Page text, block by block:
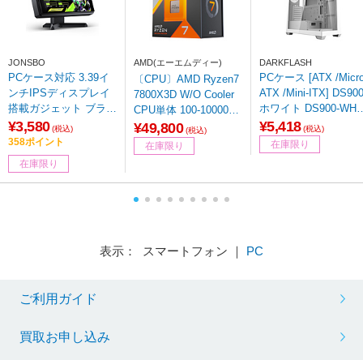
JONSBO
PCケース対応 3.39イ
ンチIPSディスプレイ
搭載ガジェット ブラッ
ク DS339-BLACK
¥3,580 (税込)
358ポイント
在庫限り
AMD(エーエムディー)
〔CPU〕AMD Ryzen7
7800X3D W/O Cooler
CPU単体 100-1000009
10WOF ［AMD Ryzen
7 /Socket AM5 /グラフ
ィックス搭載］
¥49,800 (税込)
在庫限り
DARKFLASH
PCケース [ATX /
ATX /Mini-ITX] DS900
ホワイト DS900-
E+TYPE-C
¥5,418 (税込)
在庫限り
表示： スマートフォン ｜ PC
ご利用ガイド
買取お申し込み